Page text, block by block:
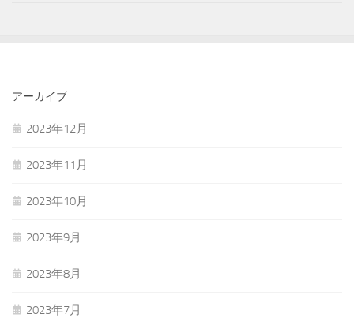
アーカイブ
2023年12月
2023年11月
2023年10月
2023年9月
2023年8月
2023年7月